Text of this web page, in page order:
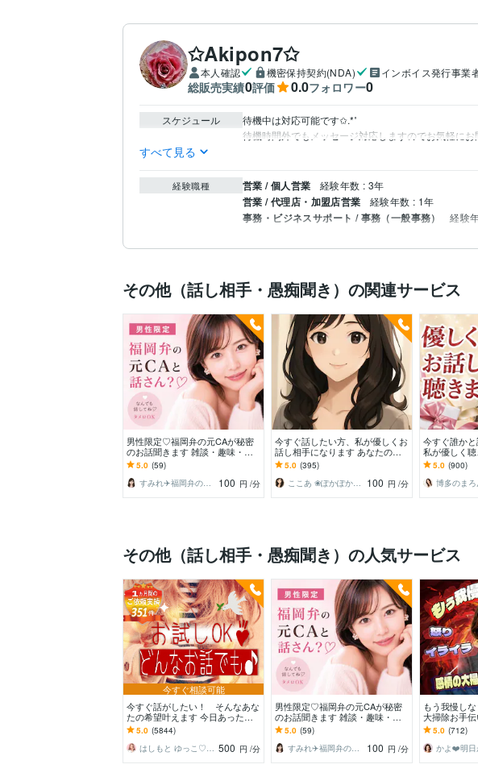
✩Akipon7✩
本人確認 機密保持契約(NDA) インボイス発行事業
総販売実績0評価 0.0フォロワー0
スケジュール
待機中は対応可能です✩.*˚
待機時間外でもメッセージ対応しますのでお気軽に
すべて見る
経験職種 営業 / 個人営業 経験年数 : 3年
営業 / 代理店・加盟店営業 経験年数 : 1年
事務・ビジネスサポート / 事務（一般事務） 経験
その他（話し相手・愚痴聞き）の関連サービス
男性限定♡福岡弁の元CAが秘密
のお話聞きます 雑談・趣味・恋
愛・性の悩みなど…な〜んでも聞
くけんね！
5.0 (59)
すみれ✈️福岡弁の元CA
100 円 /分
今すぐ話したい方、私が優しくお
話し相手になります あなたの心
にそっと寄り添う時間を届けます
5.0 (395)
ここあ ❀ぽかぽか相談室❀
100 円 /分
今すぐ誰か
私が優しく
心配ごと/う
丈夫です
5.0 (900)
その他（話し相手・愚痴聞き）の人気サービス
今すぐ相談可能
今すぐ話がしたい！ そんなあな
たの希望叶えます 今日あったこ
とから深刻な悩みまで☆何でも打
ち明けてください。
5.0 (5844)
はしもと ゆっこ♡救急こころの相談室 500 円 /分
男性限定♡福岡弁の元CAが秘密
のお話聞きます 雑談・趣味・恋
愛・性の悩みなど…な〜んでも聞
くけんね！
5.0 (59)
すみれ✈️福岡弁の元CA
100 円 /分
もう我慢し
大掃除お手伝
イラ/モヤモ
爆発/本音
5.0 (712)